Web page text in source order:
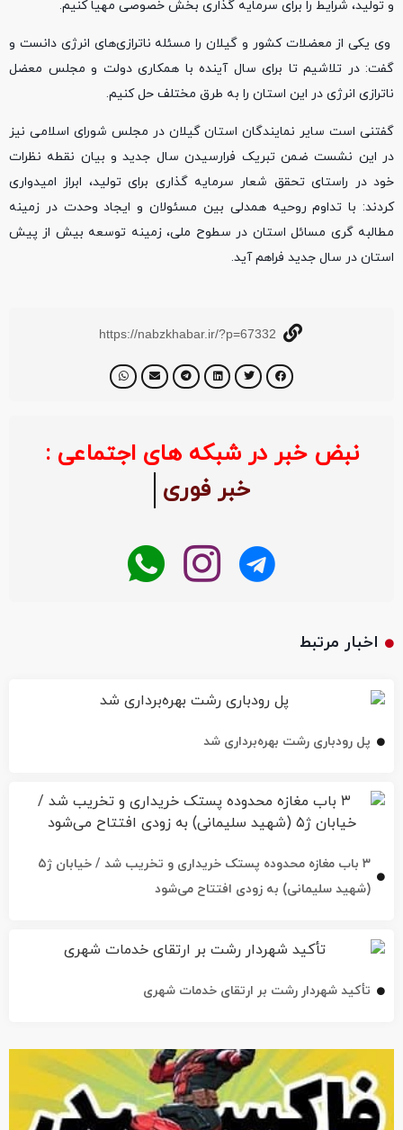
و تولید، شرایط را برای سرمایه گذاری بخش خصوصی مهیا کنیم.
وی یکی از معضلات کشور و گیلان را مسئله ناترازی‌های انرژی دانست و
گفت: در تلاشیم تا برای سال آینده با همکاری دولت و مجلس معضل
ناترازی انرژی در این استان را به طرق مختلف حل کنیم.
گفتنی است سایر نمایندگان استان گیلان در مجلس شورای اسلامی نیز
در این نشست ضمن تبریک فرارسیدن سال جدید و بیان نقطه نظرات
خود در راستای تحقق شعار سرمایه گذاری برای تولید، ابراز امیدواری
کردند: با تداوم روحیه همدلی بین مسئولان و ایجاد وحدت در زمینه
مطالبه گری مسائل استان در سطوح ملی، زمینه توسعه بیش از پیش
استان در سال جدید فراهم آید.
https://nabzkhabar.ir/?p=67332
نبض خبر در شبکه های اجتماعی :
خبر فوری
اخبار مرتبط
پل رودباری رشت بهره‌برداری شد
۳ باب مغازه محدوده پستک خریداری و تخریب شد / خیابان ژ۵
(شهید سلیمانی) به زودی افتتاح می‌شود
تأکید شهردار رشت بر ارتقای خدمات شهری